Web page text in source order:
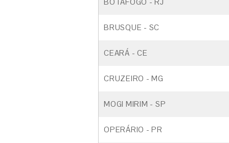
BRUSQUE - SC
CEARÁ - CE
CRUZEIRO - MG
MOGI MIRIM - SP
OPERÁRIO - PR